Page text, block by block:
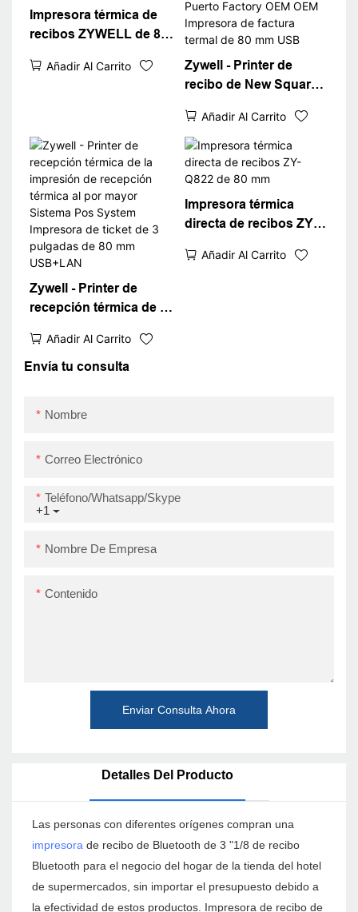
Impresora térmica de
recibos ZYWELL de 80
y wifiAñadir Al Carrito
Zywell - Printer de
recibo de New Square
efectivo Puerto Factory
OEM OEM Impresora de
factura termal de 80
mm USB
Añadir Al Carrito
Zywell - Printer de
recepción térmica de la
térmica al por mayor
Sistema Pos System
USB+LAN
Añadir Al Carrito
Impresora térmica
directa de recibos ZY-
Añadir Al Carrito
Envía tu consulta
Nombre
Correo Electrónico
+1
Teléfono/whatsapp/skype
Nombre De Empresa
Contenido
Enviar Consulta Ahora
Detalles Del Producto
Las personas con diferentes orígenes compran una
impresora de recibo de Bluetooth de 3 "1/8 de recibo
Bluetooth para el negocio del hogar de la tienda del hotel
de supermercados, sin importar el presupuesto debido a
la efectividad de estos productos. Impresora de recibo de